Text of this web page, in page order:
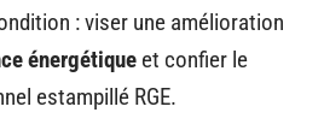
: viser une amélioration
énergétique et confier le
estampillé RGE.